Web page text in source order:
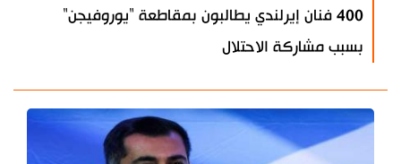
400 فنان إيرلندي يطالبون بمقاطعة "يوروفيجن"
بسبب مشاركة الاحتلال